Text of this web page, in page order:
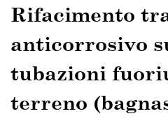
Rifacimento
anticorrosivo
tubazioni
terreno